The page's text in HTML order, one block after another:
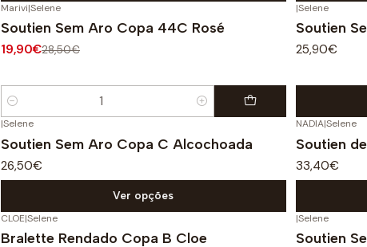
-30% DESCONTO
Marivi|Selene
Soutien Sem Aro Copa 44C Rosé
19,90€28,50€
Quantidade
|Selene
Soutien
25,90€
|Selene
Soutien Sem Aro Copa C Alcochoada
26,50€
Ver opções
NADIA|Selene
Soutien
33,40€
CLOE|Selene
Bralette Rendado Copa B Cloe
-42%
|Selene
Soutien